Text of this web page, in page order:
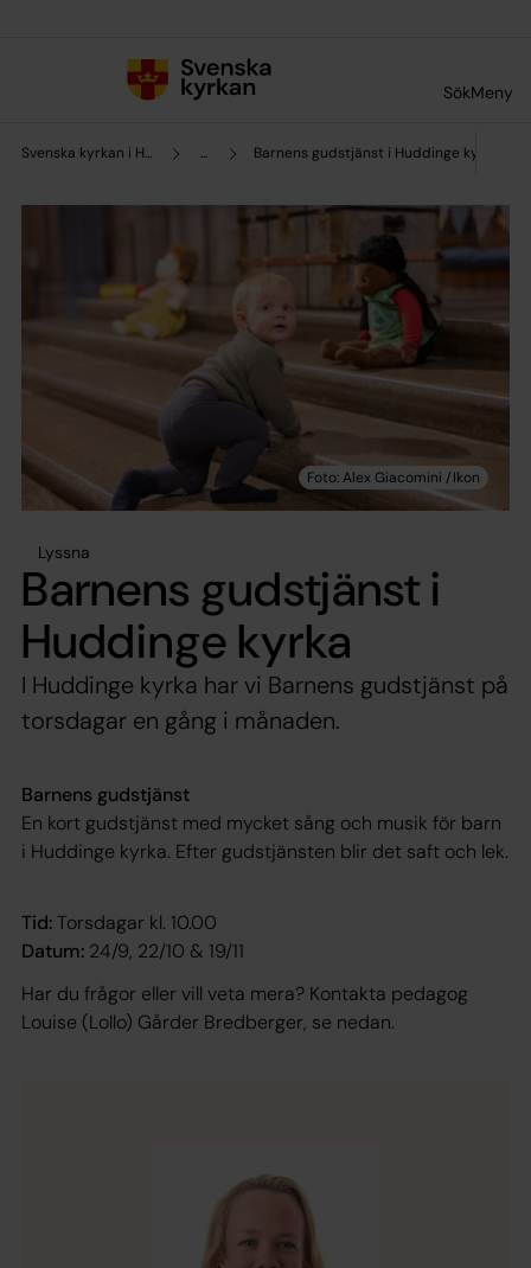
SökMeny
Svenska kyrkan i Huddinge ... Barnens gudstjänst i Huddinge kyrka
Lyssna
Barnens gudstjänst i
Huddinge kyrka
I Huddinge kyrka har vi Barnens gudstjänst på
torsdagar en gång i månaden.
Barnens gudstjänst
En kort gudstjänst med mycket sång och musik för barn
i Huddinge kyrka. Efter gudstjänsten blir det saft och lek.
Tid:Torsdagar kl. 10.00
Datum: 24/9, 22/10 & 19/11
Har du frågor eller vill veta mera? Kontakta pedagog
Louise (Lollo) Gårder Bredberger, se nedan.